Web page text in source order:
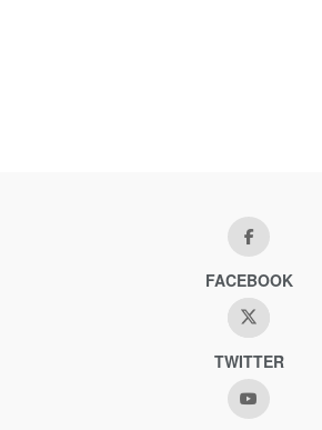
FACEBOOK
TWITTER